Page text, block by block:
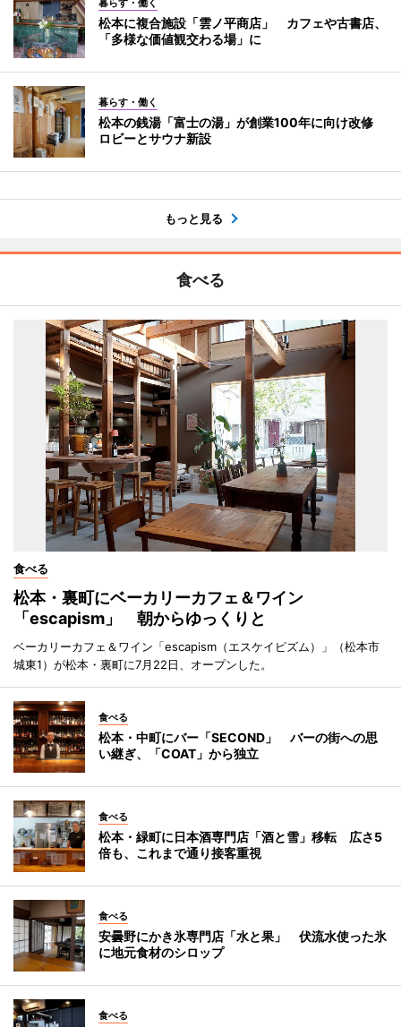
暮らす・働く
松本に複合施設「雲ノ平商店」 カフェや古書店、
「多様な価値観交わる場」に
暮らす・働く
松本の銭湯「富士の湯」が創業100年に向け改修
ロビーとサウナ新設
もっと見る
食べる
食べる
松本・裏町にベーカリーカフェ＆ワイン
「escapism」 朝からゆっくりと
ベーカリーカフェ＆ワイン「escapism（エスケイピズム）」（松本市
城東1）が松本・裏町に7月22日、オープンした。
食べる
松本・中町にバー「SECOND」 バーの街への思
い継ぎ、「COAT」から独立
食べる
松本・緑町に日本酒専門店「酒と雪」移転 広さ5
倍も、これまで通り接客重視
食べる
安曇野にかき氷専門店「水と果」 伏流水使った氷
に地元食材のシロップ
食べる